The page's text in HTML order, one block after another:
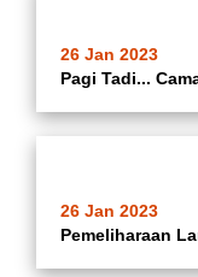
26 Jan 2023
26 Jan 2023